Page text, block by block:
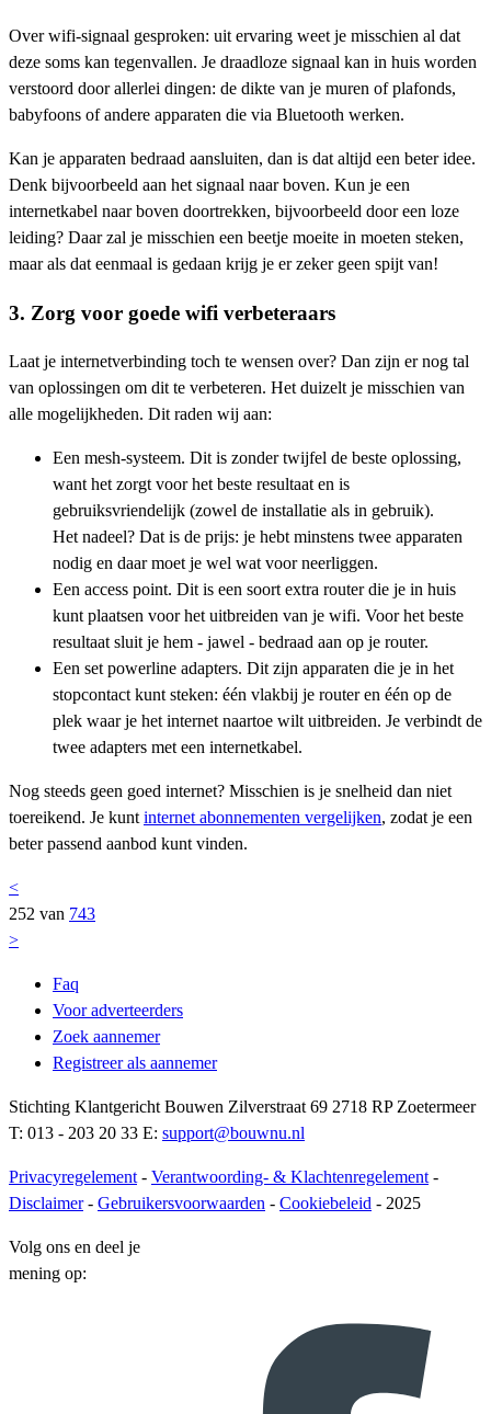
Over wifi-signaal gesproken: uit ervaring weet je misschien al dat
deze soms kan tegenvallen. Je draadloze signaal kan in huis worden
verstoord door allerlei dingen: de dikte van je muren of plafonds,
babyfoons of andere apparaten die via Bluetooth werken.
Kan je apparaten bedraad aansluiten, dan is dat altijd een beter idee.
Denk bijvoorbeeld aan het signaal naar boven. Kun je een
internetkabel naar boven doortrekken, bijvoorbeeld door een loze
leiding? Daar zal je misschien een beetje moeite in moeten steken,
maar als dat eenmaal is gedaan krijg je er zeker geen spijt van!
3. Zorg voor goede wifi verbeteraars
Laat je internetverbinding toch te wensen over? Dan zijn er nog tal
van oplossingen om dit te verbeteren. Het duizelt je misschien van
alle mogelijkheden. Dit raden wij aan:
Een mesh-systeem. Dit is zonder twijfel de beste oplossing,
want het zorgt voor het beste resultaat en is
gebruiksvriendelijk (zowel de installatie als in gebruik).
Het nadeel? Dat is de prijs: je hebt minstens twee apparaten
nodig en daar moet je wel wat voor neerliggen.
Een access point. Dit is een soort extra router die je in huis
kunt plaatsen voor het uitbreiden van je wifi. Voor het beste
resultaat sluit je hem - jawel - bedraad aan op je router.
Een set powerline adapters. Dit zijn apparaten die je in het
stopcontact kunt steken: één vlakbij je router en één op de
plek waar je het internet naartoe wilt uitbreiden. Je verbindt de
twee adapters met een internetkabel.
Nog steeds geen goed internet? Misschien is je snelheid dan niet
toereikend. Je kuntinternet abonnementen vergelijken, zodat je een
beter passend aanbod kunt vinden.
<
252 van 743
>
Faq
Voor adverteerders
Zoek aannemer
Registreer als aannemer
Stichting Klantgericht Bouwen Zilverstraat 69 2718 RP Zoetermeer
T: 013 - 203 20 33 E: support@bouwnu.nl
Privacyregelement- Verantwoording- & Klachtenregelement-
Disclaimer- Gebruikersvoorwaarden - Cookiebeleid - 2025
Volg ons en deel je
mening op: